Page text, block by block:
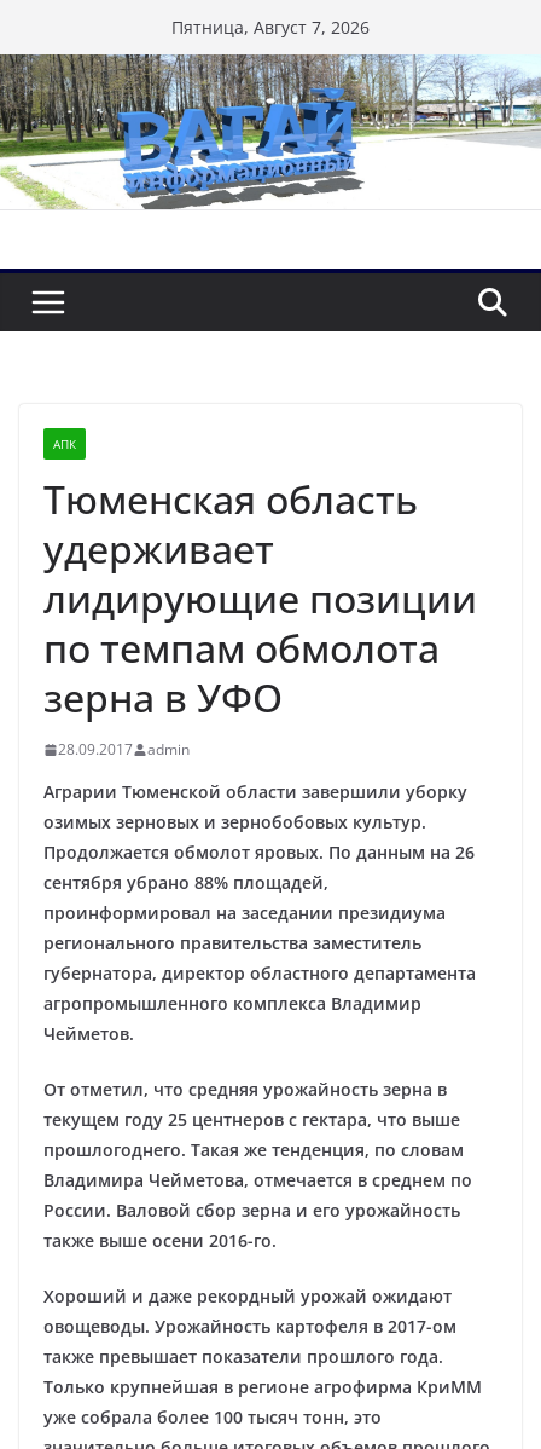
к
содержимому
Пятница, Август 7, 2026
АПК
Тюменская область
удерживает
лидирующие позиции
по темпам обмолота
зерна в УФО
28.09.2017 admin
Аграрии Тюменской области завершили уборку
озимых зерновых и зернобобовых культур.
Продолжается обмолот яровых. По данным на 26
сентября убрано 88% площадей,
проинформировал на заседании президиума
регионального правительства заместитель
губернатора, директор областного департамента
агропромышленного комплекса Владимир
Чейметов.
От отметил, что средняя урожайность зерна в
текущем году 25 центнеров с гектара, что выше
прошлогоднего. Такая же тенденция, по словам
Владимира Чейметова, отмечается в среднем по
России. Валовой сбор зерна и его урожайность
также выше осени 2016-го.
Хороший и даже рекордный урожай ожидают
овощеводы. Урожайность картофеля в 2017-ом
также превышает показатели прошлого года.
Только крупнейшая в регионе агрофирма КриММ
уже собрала более 100 тысяч тонн, это